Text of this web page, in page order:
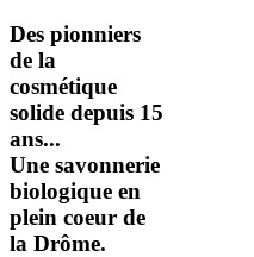
Des pionniers
de la
cosmétique
solide depuis 15
ans...
Une savonnerie
biologique en
plein coeur de
la Drôme.